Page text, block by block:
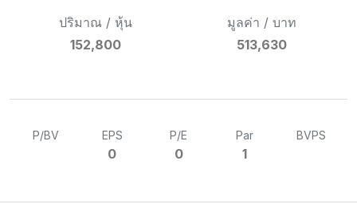
ปริมาณ / หุ้น
152,800
มูลค่า / บาท
513,630
P/BV EPS
0
P/E
0
Par
1
BVPS